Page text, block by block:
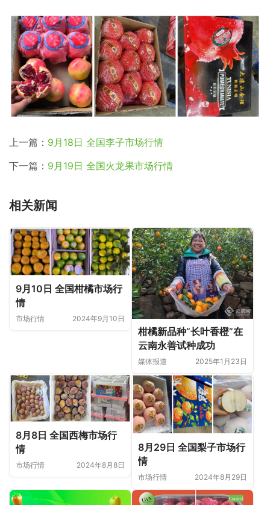
上一篇： 9月18日 全国李子市场行情
下一篇： 9月19日 全国火龙果市场行情
相关新闻
9月10日 全国柑橘市场行
情
市场行情 2024年9月10日
柑橘新品种“长叶香橙”在
云南永善试种成功
媒体报道 2025年1月23日
8月8日 全国西梅市场行
情
市场行情 2024年8月8日
8月29日 全国梨子市场行
情
市场行情 2024年8月29日